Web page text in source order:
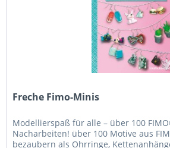
Freche Fimo-Minis
Modellierspaß für alle – über 100
Nacharbeiten! über 100 Motive aus
bezaubern als Ohrringe,